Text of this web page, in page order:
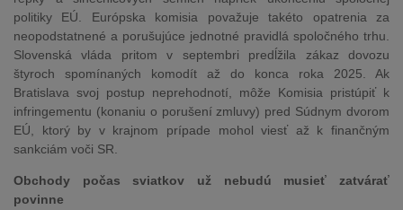
politiky EÚ. Európska komisia považuje takéto opatrenia za
neopodstatnené a porušujúce jednotné pravidlá spoločného trhu.
Slovenská vláda pritom v septembri predĺžila zákaz dovozu
štyroch spomínaných komodít až do konca roka 2025. Ak
Bratislava svoj postup neprehodnotí, môže Komisia pristúpiť k
infringementu (konaniu o porušení zmluvy) pred Súdnym dvorom
EÚ, ktorý by v krajnom prípade mohol viesť až k finančným
sankciám voči SR.
Obchody počas sviatkov už nebudú musieť zatvárať
povinne